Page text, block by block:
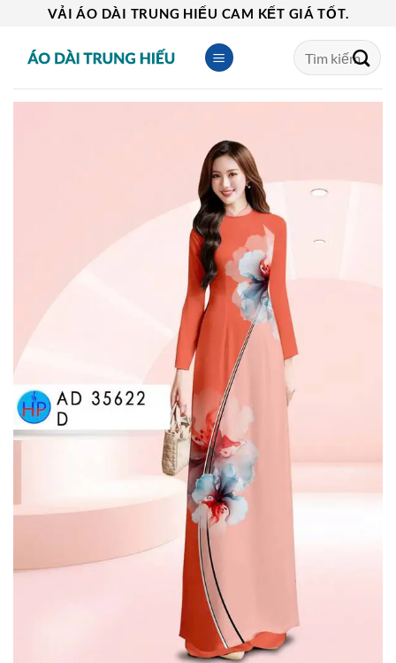
content
VẢI ÁO DÀI TRUNG HIẾU CAM KẾT GIÁ TỐT.
Tìm
kiếm: